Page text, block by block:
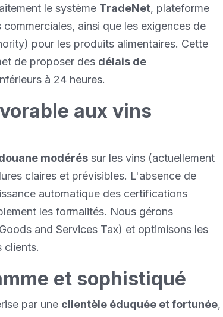
le système TradeNet, plateforme
ainsi que les exigences de
pour les produits alimentaires. Cette
de proposer des délais de
à 24 heures.
aux vins
modérés sur les vins (actuellement
claires et prévisibles. L'absence de
automatique des certifications
les formalités. Nous gérons
and Services Tax) et optimisons les
clients.
et sophistiqué
par une clientèle éduquée et fortunée,